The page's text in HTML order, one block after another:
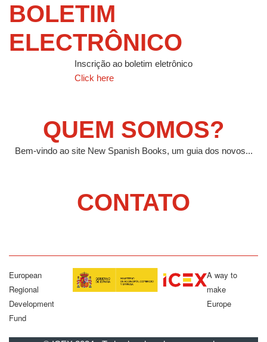
BOLETIM
ELECTRÔNICO
Inscrição ao boletim eletrônico
Click here
QUEM SOMOS?
Bem-vindo ao site New Spanish Books, um guia dos novos...
CONTATO
European
Regional
Development
Fund
A way to
make
Europe